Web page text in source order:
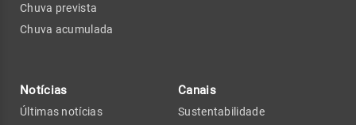
Chuva prevista
Chuva acumulada
Notícias
Últimas notícias
Canais
Sustentabilidade